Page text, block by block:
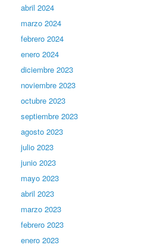
abril 2024
marzo 2024
febrero 2024
enero 2024
diciembre 2023
noviembre 2023
octubre 2023
septiembre 2023
agosto 2023
julio 2023
junio 2023
mayo 2023
abril 2023
marzo 2023
febrero 2023
enero 2023